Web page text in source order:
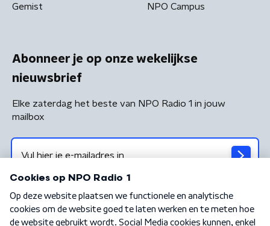
Gemist NPO Campus
Abonneer je op onze wekelijkse
nieuwsbrief
Elke zaterdag het beste van NPO Radio 1 in jouw
mailbox